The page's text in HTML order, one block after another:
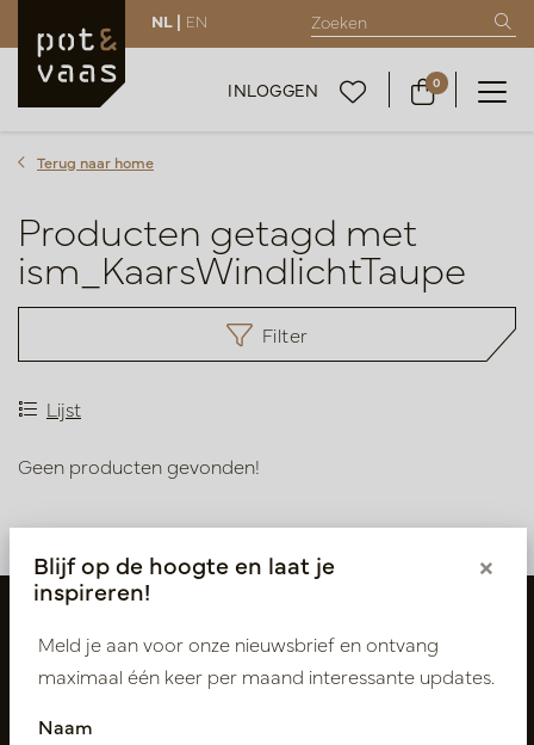
NL | EN
INLOGGEN 0
Terug naar home
Producten getagd met
ism_KaarsWindlichtTaupe
Filter
Lijst
Geen producten gevonden!
Blijf op de hoogte en laat je
inspireren!
×
Meld je aan voor onze nieuwsbrief en ontvang
maximaal één keer per maand interessante updates.
Naam